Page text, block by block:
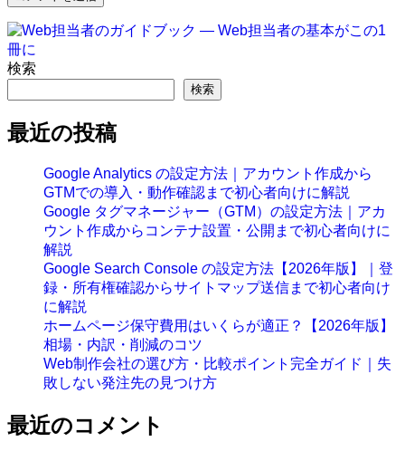
検索
検索
最近の投稿
Google Analytics の設定方法｜アカウント作成から
GTMでの導入・動作確認まで初心者向けに解説
Google タグマネージャー（GTM）の設定方法｜アカ
ウント作成からコンテナ設置・公開まで初心者向けに
解説
Google Search Console の設定方法【2026年版】｜登
録・所有権確認からサイトマップ送信まで初心者向け
に解説
ホームページ保守費用はいくらが適正？【2026年版】
相場・内訳・削減のコツ
Web制作会社の選び方・比較ポイント完全ガイド｜失
敗しない発注先の見つけ方
最近のコメント